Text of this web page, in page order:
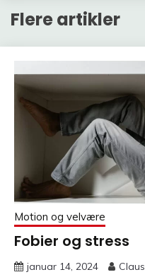
Flere artikler
Motion og velvære
Fobier og stress
januar 14, 2024 Claus